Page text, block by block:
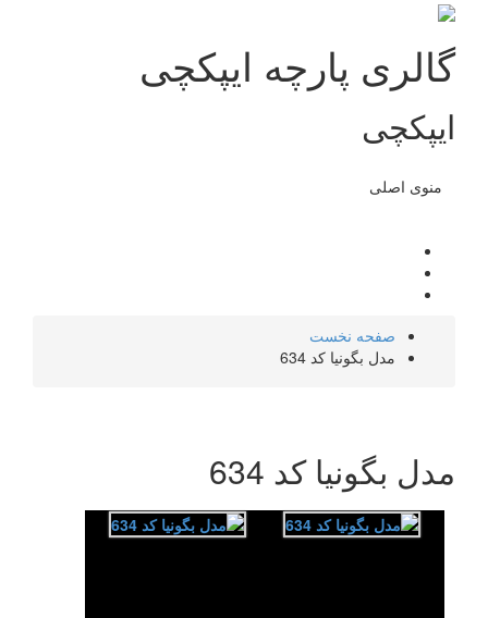
گالری پارچه ایپکچی
ایپکچی
منوی اصلی
صفحه نخست
مدل بگونیا کد 634
مدل بگونیا کد 634